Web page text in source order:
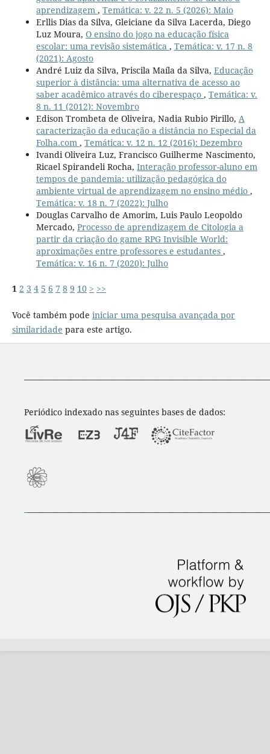
aprendizagem , Temática: v. 22 n. 5 (2026): Maio
Erllis Dias da Silva, Gleiciane da Silva Lacerda, Diego
Luz Moura, O ensino do jogo na educação física
escolar: uma revisão sistemática , Temática: v. 17 n. 8
(2021): Agosto
André Luiz da Silva, Priscila Maíla da Silva, Educação
superior à distância: uma alternativa de acesso ao
saber acadêmico através do ciberespaço , Temática: v.
8 n. 11 (2012): Novembro
Edison Trombeta de Oliveira, Nadia Rubio Pirillo, A
caracterização da educação a distância no Especial da
Folha.com , Temática: v. 12 n. 12 (2016): Dezembro
Ivandi Oliveira Luz, Francisco Guilherme Nascimento,
Ricael Spirandeli Rocha, Interação professor-aluno em
tempos de pandemia: utilização pedagógica do
ambiente virtual de aprendizagem no ensino médio ,
Temática: v. 18 n. 7 (2022): Julho
Douglas Carvalho de Amorim, Luis Paulo Leopoldo
Mercado, Processo de aprendizagem de Citologia a
partir da criação do game RPG Invisible World:
aproximações entre professores e estudantes ,
Temática: v. 16 n. 7 (2020): Julho
1 2 3 4 5 6 7 8 9 10 > >>
Você também pode iniciar uma pesquisa avançada por
similaridade para este artigo.
Periódico indexado nas seguintes bases de dados: